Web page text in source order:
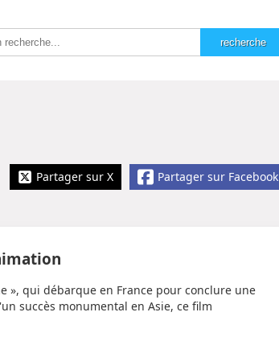
Partager sur Facebook
Partager sur X
», qui débarque en France pour conclure une
succès monumental en Asie, ce film